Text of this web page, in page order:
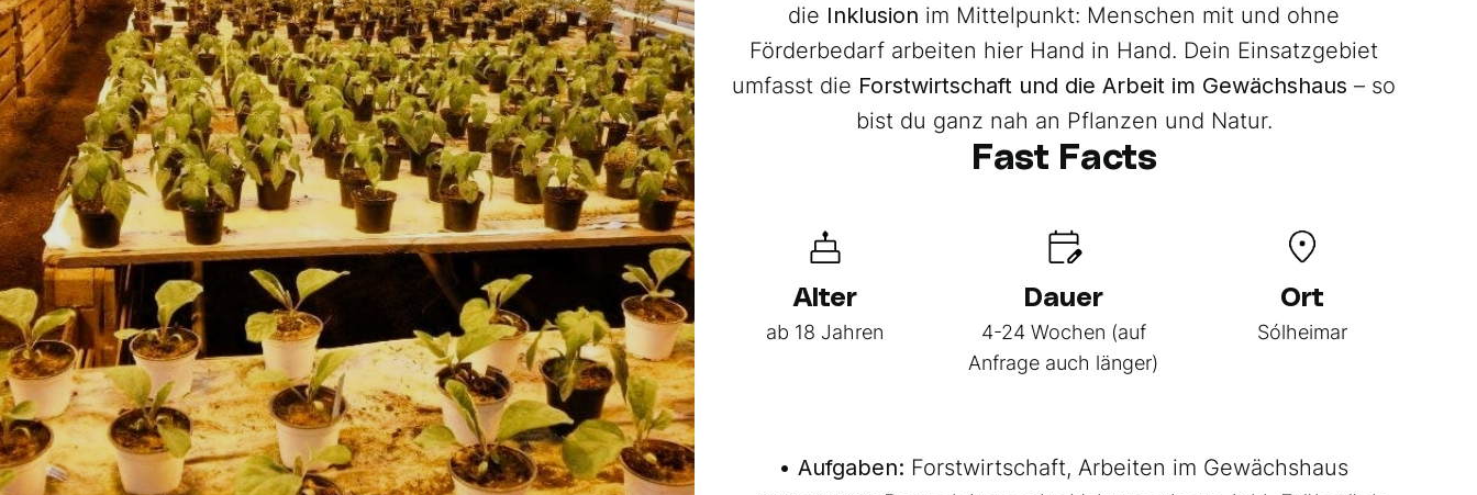
die Inklusion im Mittelpunkt: Menschen mit und ohne
Förderbedarf arbeiten hier Hand in Hand. Dein Einsatzgebiet
umfasst die Forstwirtschaft und die Arbeit im Gewächshaus – so
bist du ganz nah an Pflanzen und Natur.
Fast Facts
Alter
ab 18 Jahren
Dauer
4-24 Wochen (auf
Anfrage auch länger)
Ort
Sólheimar
• Aufgaben: Forstwirtschaft, Arbeiten im Gewächshaus